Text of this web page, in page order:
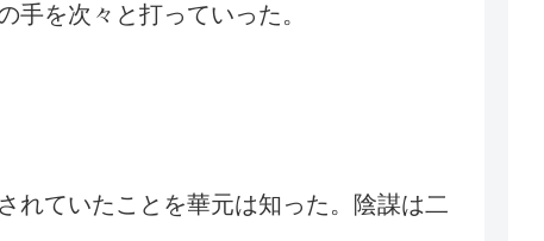
手を次々と打っていった。
れていたことを華元は知った。陰謀は二